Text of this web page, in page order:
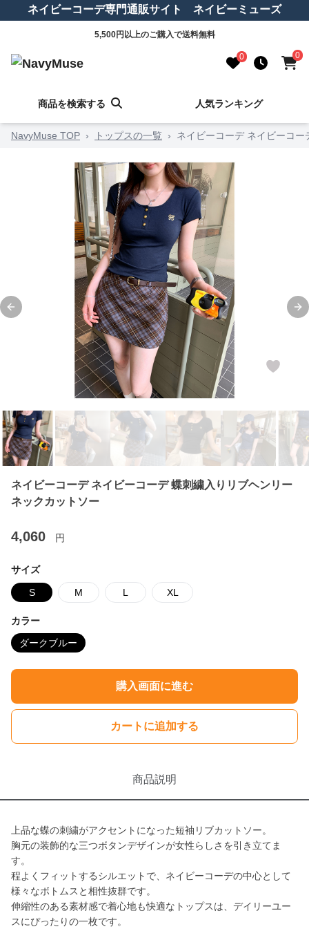
ネイビーコーデ専門通販サイト ネイビーミューズ
5,500円以上のご購入で送料無料
0 0
商品を検索する 人気ランキング
NavyMuse TOP › トップスの一覧 › ネイビーコーデ ネイビーコ
Previous slide
ネイビーコーデ ネイビーコーデ 蝶刺繍入りリブヘンリー
ネックカットソー
4,060 円
サイズ
S M L XL
カラー
ダークブルー
購入画面に進む
カートに追加する
商品説明
上品な蝶の刺繍がアクセントになった短袖リブカットソー。
胸元の装飾的な三つボタンデザインが女性らしさを引き立てま
す。
程よくフィットするシルエットで、ネイビーコーデの中心として
様々なボトムスと相性抜群です。
伸縮性のある素材感で着心地も快適なトップスは、デイリーユー
スにぴったりの一枚です。